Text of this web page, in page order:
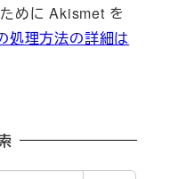
ために Akismet を
処理方法の詳細は